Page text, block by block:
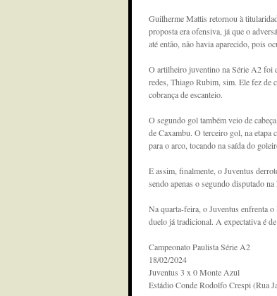
Guilherme Mattis retornou à
proposta era ofensiva, já que o
até então, não havia aparecido, pois
O artilheiro juventino na Série A2 foi
redes, Thiago Rubim, sim. Ele fez de
cobrança de escanteio.
O segundo gol também veio de
de Caxambu. O terceiro gol, na etapa
para o arco, tocando na saída do
E assim, finalmente, o Juventus
sendo apenas o segundo disputado
Na quarta-feira, o Juventus enfrenta
duelo já tradicional. A expectativa é
Campeonato Paulista Série A2
18/02/2024
Juventus 3 x 0 Monte Azul
Estádio Conde Rodolfo Crespi (Rua